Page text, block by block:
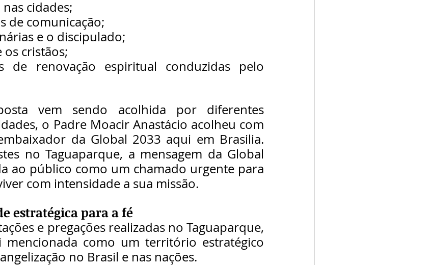
cidades;
de comunicação;
e o discipulado;
cristãos;
de renovação espiritual conduzidas pelo
vem sendo acolhida por diferentes
o Padre Moacir Anastácio acolheu com
da Global 2033 aqui em Brasilia.
no Taguaparque, a mensagem da Global
ao público como um chamado urgente para
com intensidade a sua missão.
estratégica para a fé
e pregações realizadas no Taguaparque,
como um território estratégico
no Brasil e nas nações.